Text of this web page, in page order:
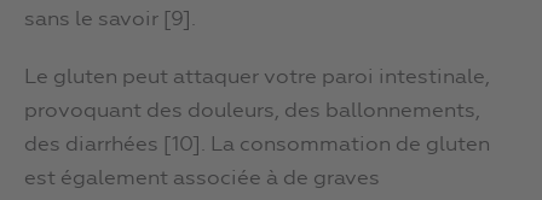
sans le savoir [9].
Le gluten peut attaquer votre paroi intestinale,
provoquant des douleurs, des ballonnements,
des diarrhées [10]. La consommation de gluten
est également associée à de graves